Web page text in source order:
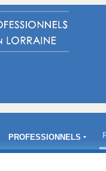
PROFESSIONNELS